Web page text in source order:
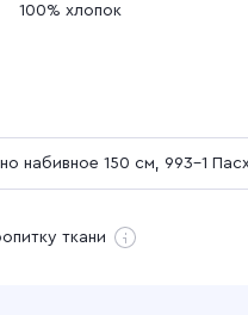
100% хлопок
набивное 150 см, 993-1
набивное 150 см, 993-1
ткани